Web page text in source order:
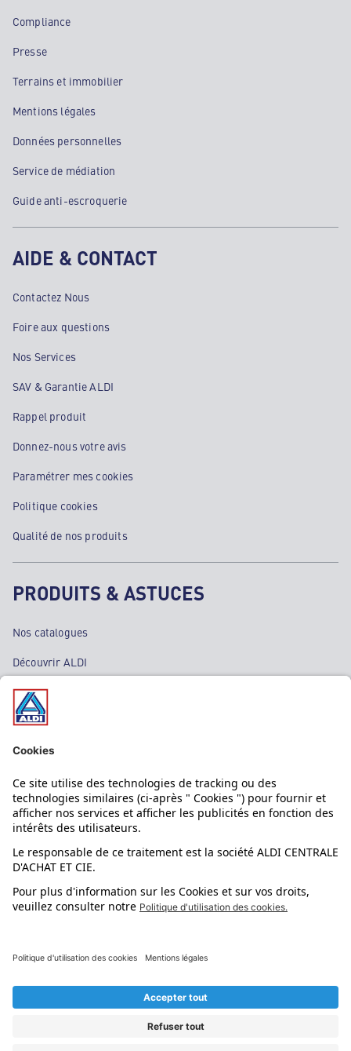
Compliance
Presse
Terrains et immobilier
Mentions légales
Données personnelles
Service de médiation
Guide anti-escroquerie
AIDE & CONTACT
Contactez Nous
Foire aux questions
Nos Services
SAV & Garantie ALDI
Rappel produit
Donnez-nous votre avis
Paramétrer mes cookies
Politique cookies
Qualité de nos produits
PRODUITS & ASTUCES
Nos catalogues
Découvrir ALDI
Nos bons plans
Nos rayons
Nos marques
Nos astuces
Évènements
L'application mobile